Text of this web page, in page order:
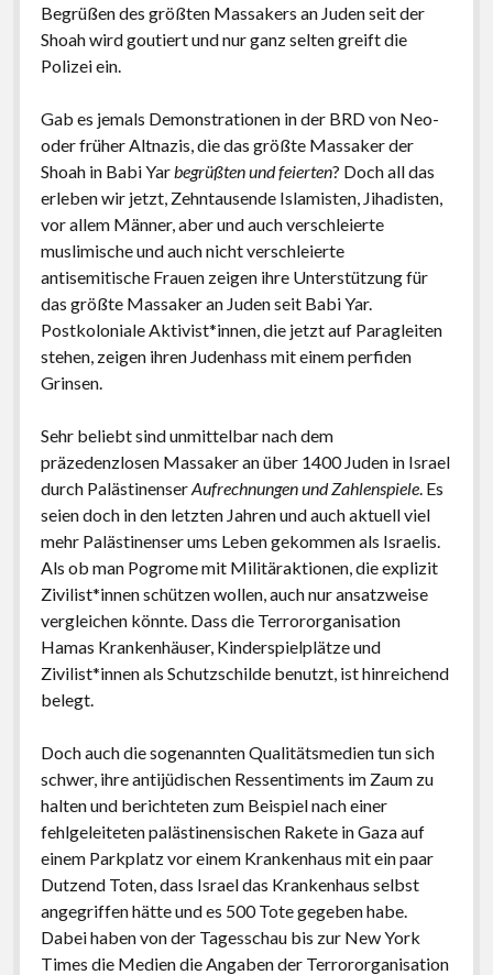
Begrüßen des größten Massakers an Juden seit der
Shoah wird goutiert und nur ganz selten greift die
Polizei ein.
Gab es jemals Demonstrationen in der BRD von Neo-
oder früher Altnazis, die das größte Massaker der
Shoah in Babi Yarbegrüßten und feierten? Doch all das
erleben wir jetzt, Zehntausende Islamisten, Jihadisten,
vor allem Männer, aber und auch verschleierte
muslimische und auch nicht verschleierte
antisemitische Frauen zeigen ihre Unterstützung für
das größte Massaker an Juden seit Babi Yar.
Postkoloniale Aktivist*innen, die jetzt auf Paragleiten
stehen, zeigen ihren Judenhass mit einem perfiden
Grinsen.
Sehr beliebt sind unmittelbar nach dem
präzedenzlosen Massaker an über 1400 Juden in Israel
durch PalästinenserAufrechnungen und Zahlenspiele. Es
seien doch in den letzten Jahren und auch aktuell viel
mehr Palästinenser ums Leben gekommen als Israelis.
Als ob man Pogrome mit Militäraktionen, die explizit
Zivilist*innen schützen wollen, auch nur ansatzweise
vergleichen könnte. Dass die Terrororganisation
Hamas Krankenhäuser, Kinderspielplätze und
Zivilist*innen als Schutzschilde benutzt, ist hinreichend
belegt.
Doch auch die sogenannten Qualitätsmedien tun sich
schwer, ihre antijüdischen Ressentiments im Zaum zu
halten und berichteten zum Beispiel nach einer
fehlgeleiteten palästinensischen Rakete in Gaza auf
einem Parkplatz vor einem Krankenhaus mit ein paar
Dutzend Toten, dass Israel das Krankenhaus selbst
angegriffen hätte und es 500 Tote gegeben habe.
Dabei haben von der Tagesschau bis zur New York
Times die Medien die Angaben der Terrororganisation